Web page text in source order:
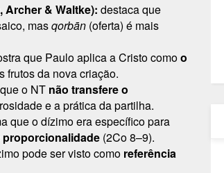
Archer & Waltke): destaca que
masqorbān (oferta) é mais
que Paulo aplica a Cristo comoo
frutos da nova criação.
o NT não transfere o
e a prática da partilha.
que o dízimo era específico para
proporcionalidade (2Co 8–9).
pode ser visto como referência